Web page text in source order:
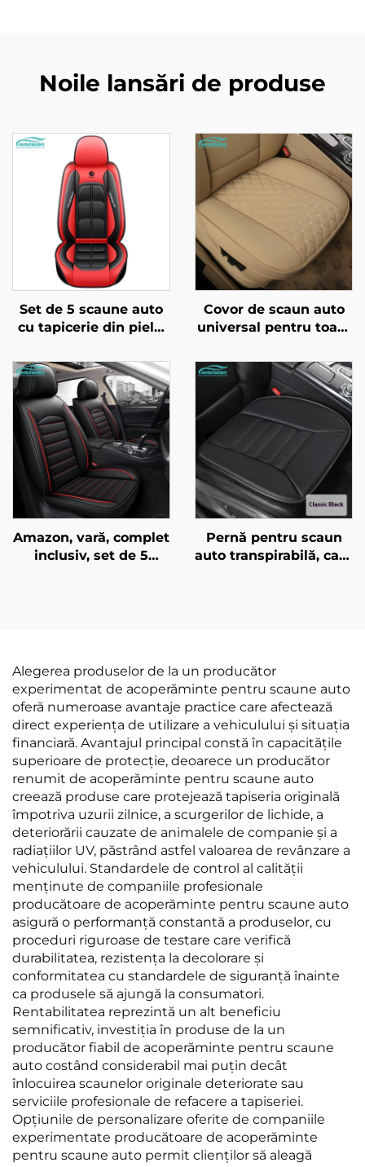
Noile lansări de produse
Set de 5 scaune auto
cu tapicerie din piele,
universale, rezistentă
la uzură, la murdărie și
transpirație, pentru
toate sezoanele
Covor de scaun auto
universal pentru toate
bine pe Amazon, cu
sprijin complet al
spetei
Amazon, vară, complet
inclusiv, set de 5
Pernă pentru scaun
auto transpirabilă, care
Alegerea produselor de la un producător
experimentat de acoperăminte pentru scaune auto
oferă numeroase avantaje practice care afectează
direct experiența de utilizare a vehiculului și situația
financiară. Avantajul principal constă în capacitățile
superioare de protecție, deoarece un producător
renumit de acoperăminte pentru scaune auto
creează produse care protejează tapiseria originală
împotriva uzurii zilnice, a scurgerilor de lichide, a
deteriorării cauzate de animalele de companie și a
radiațiilor UV, păstrând astfel valoarea de revânzare a
vehiculului. Standardele de control al calității
menținute de companiile profesionale
producătoare de acoperăminte pentru scaune auto
asigură o performanță constantă a produselor, cu
proceduri riguroase de testare care verifică
durabilitatea, rezistența la decolorare și
conformitatea cu standardele de siguranță înainte
ca produsele să ajungă la consumatori.
Rentabilitatea reprezintă un alt beneficiu
semnificativ, investiția în produse de la un
producător fiabil de acoperăminte pentru scaune
auto costând considerabil mai puțin decât
înlocuirea scaunelor originale deteriorate sau
serviciile profesionale de refacere a tapiseriei.
Opțiunile de personalizare oferite de companiile
experimentate producătoare de acoperăminte
pentru scaune auto permit clienților să aleagă